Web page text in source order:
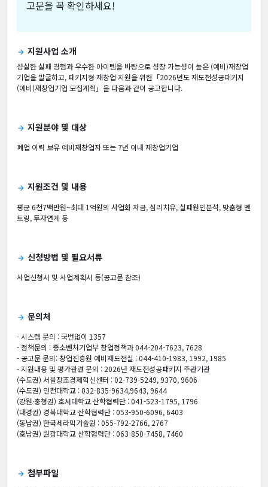
고문을 꼭 확인하세요!
arrow_forward 지원사업 소개
성실한 실패 경험과 우수한 아이템을 바탕으로 성장 가능성이 높은 (예비)재창업
기업을 발굴하고, 패키지형 재창업 지원을 위한「2026년도 재도전성공패키지
(예비)재창업기업 모집계획」을 다음과 같이 공고합니다.
arrow_forward 지원분야 및 대상
폐업 이력 보유 예비재창업자 또는 7년 이내 재창업기업
arrow_forward 지원조건 및 내용
평균 6천7백만원~최대 1억원의 사업화 자금, 심리치유, 실패원인분석, 맞춤형 멘
토링, 투자연계 등
arrow_forward 신청방법 및 필요서류
사업신청서 및 사업계획서 등(공고문 참조)
arrow_forward 문의처
- 시스템 문의 : 국번없이 1357
- 정책문의 : 중소벤처기업부 창업정책과 044-204-7623, 7628
- 공고문 문의: 창업진흥원 예비재도전실 : 044-410-1983, 1992, 1985
- 지원내용 및 평가관련 문의 : 2026년 재도전성공패키지 주관기관
(수도권) 서울창조경제혁신센터 : 02-739-5249, 9370, 9606
(수도권) 인천대학교 : 032-835-9634,9643, 9644
(강원·충청권) 호서대학교 산학협력단 : 041-523-1795, 1796
(대경권) 경북대학교 산학협력단 : 053-950-6096, 6403
(동남권) 한국세라믹기술원 : 055-792-2766, 2767
(호남권) 원광대학교 산학협력단 : 063-850-7458, 7460
arrow_forward 첨부파일